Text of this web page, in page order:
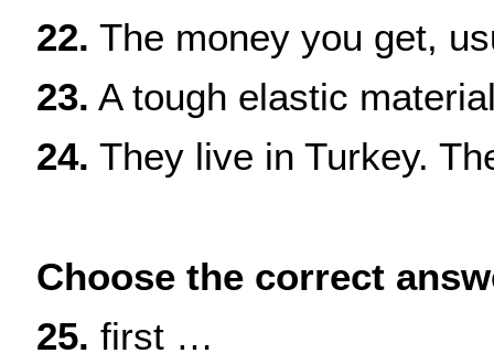
22. The money you get,
23. A tough elastic
24. They live in Turkey.
Choose the correct
25. first …